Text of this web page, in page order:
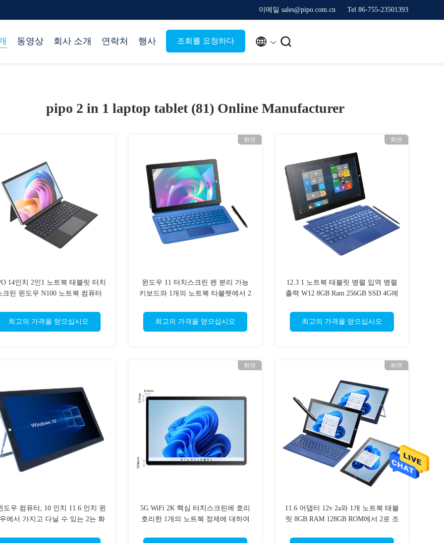
이메일 sales@pipo.com.cn Tel 86-755-23501393
동영상 회사 소개 연락처 행사 조회를 요청하다  
pipo 2 in 1 laptop tablet (81) Online Manufacturer
14인치 2인1 노트북 태블릿 터치
크린 윈도우 N100 노트북 컴퓨터
최고의 가격을 얻으십시오
화면
윈도우 11 터치스크린 펜 분리 가능
키보드와 1개의 노트북 타블렛에서 2
최고의 가격을 얻으십시오
화면
12.3 1 노트북 태블릿 병렬 입역 병렬
출력 W12 8GB Ram 256GB SSD 4G에
최고의 가격을 얻으십시오
도우 컴퓨터, 10 인치 11.6 인치 윈
에서 가지고 다닐 수 있는 2는 화
화면
5G WiFi 2K 핵심 터치스크린에 호리
호리한 1개의 노트북 정제에 대하여
화면
11.6 어댑터 12v 2a와 1개 노트북 태블
릿 8GB RAM 128GB ROM에서 2로 조